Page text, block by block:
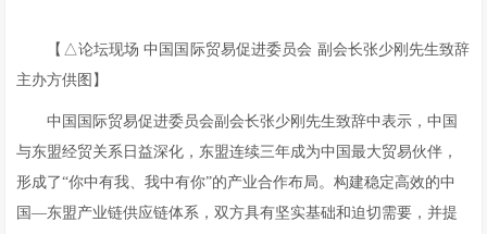
【△论坛现场 中国国际贸易促进委员会 副会长张少刚先生致辞
主办方供图】
中国国际贸易促进委员会副会长张少刚先生致辞中表示，中国
与东盟经贸关系日益深化，东盟连续三年成为中国最大贸易伙伴，
形成了“你中有我、我中有你”的产业合作布局。构建稳定高效的中
国—东盟产业链供应链体系，双方具有坚实基础和迫切需要，并提